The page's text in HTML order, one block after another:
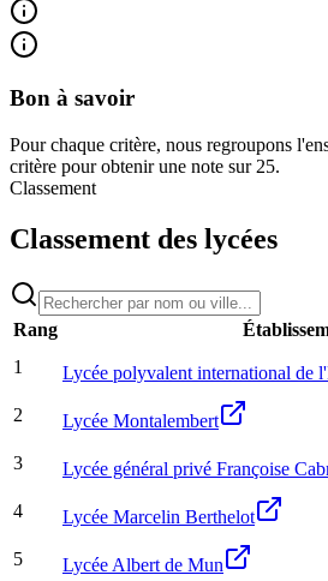
Bon à savoir
Pour chaque critère, nous regroupons
critère pour obtenir une note sur 25.
Classement
Classement des lycées
Rang
1
Lycée polyvalent international de
2 Lycée Montalembert
3 Lycée général privé Françoise
4 Lycée Marcelin Berthelot
5 Lycée Albert de Mun